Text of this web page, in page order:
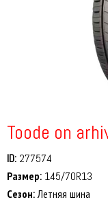
Toode on
ID: 277574
Размер: 145/70R13
Сезон:Летняя шина